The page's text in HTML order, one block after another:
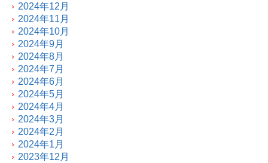
2024年12月
2024年11月
2024年10月
2024年9月
2024年8月
2024年7月
2024年6月
2024年5月
2024年4月
2024年3月
2024年2月
2024年1月
2023年12月